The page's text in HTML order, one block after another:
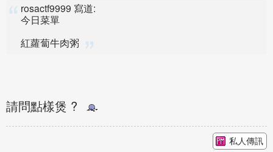
rosactf9999 寫道:
今日菜單
紅蘿蔔牛肉粥
請問點樣煲 ?
私人傳訊